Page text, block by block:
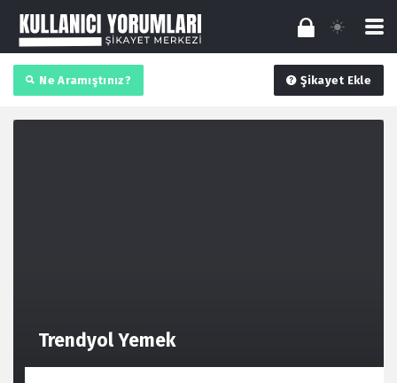
Ne Aramıştınız? Şikayet Ekle
Trendyol Yemek